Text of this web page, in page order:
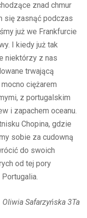
znad chmur
się zasnąć podczas
już we Frankfurcie
I kiedy już tak
niektórzy z nas
trwającą
ciężarem
z portugalskim
i zapachem oceanu.
Chopina, gdzie
sobie za cudowną
do swoich
od tej pory
Oliwia Safarzyńska 3Ta